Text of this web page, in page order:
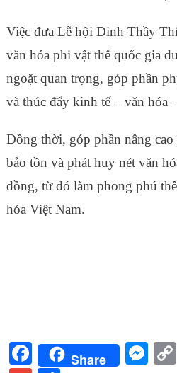
Việc đưa Lễ hội Dinh Thầy
văn hóa phi vật thể quốc gia
ngoặt quan trọng, góp phần
và thúc đẩy kinh tế – văn hóa
Đồng thời, góp phần nâng
bảo tồn và phát huy nét văn
đồng, từ đó làm phong phú
hóa Việt Nam.
Facebook
Share